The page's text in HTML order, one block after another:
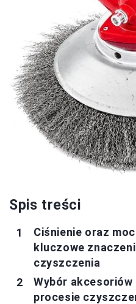
Spis treści
Ciśnienie oraz
kluczowe
czyszczenia
Wybór akcesoriów
procesie